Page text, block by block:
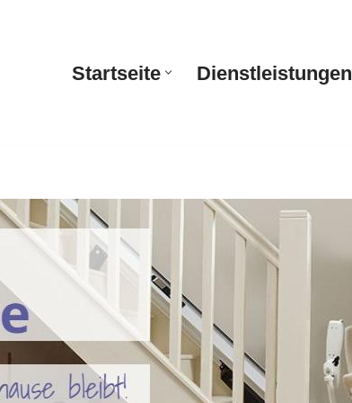
Startseite Dienstleistungen